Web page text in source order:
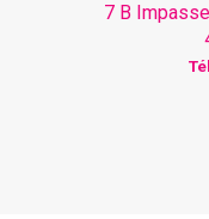
7 B